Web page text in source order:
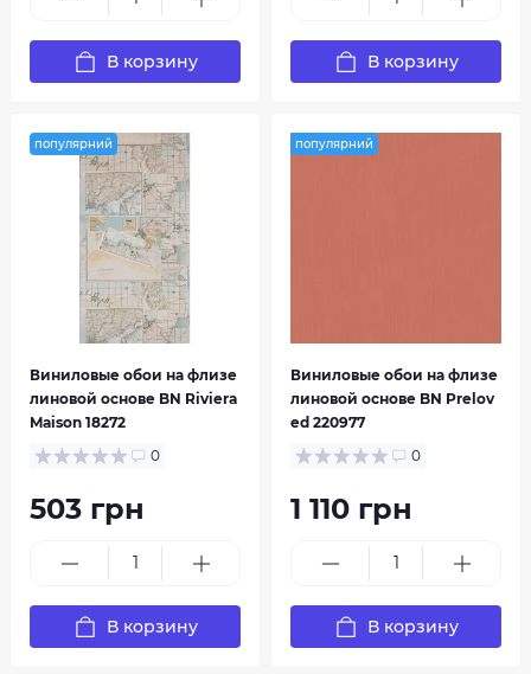
В корзину В корзину
популярний
Виниловые обои на флизе
линовой основе BN Riviera
Maison 18272
0
503 грн
В корзину
популярний
Виниловые обои на флизе
линовой основе BN Prelov
ed 220977
0
1 110 грн
В корзину